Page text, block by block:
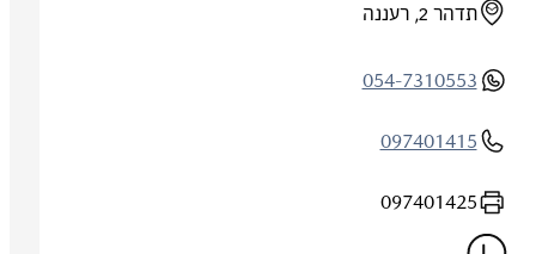
תדהר 2, רעננה
054-7310553
097401415
097401425